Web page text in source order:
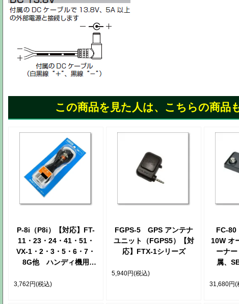
この商品を見た人は、こちらの商品
P-8i（P8i）【対応】FT-
11・23・24・41・51・
VX-1・2・3・5・6・7・
8G他 ハンディ機用
3,762円(税込)
FGPS-5 GPS アンテナ
ユニット（FGPS5）【対
応】FTX-1シリーズ
5,940円(税込)
FC-
10W オ
ーナ
属、
（FC80
31,680円(